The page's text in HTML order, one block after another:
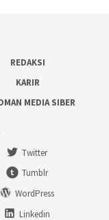
REDAKSI
KARIR
MEDIA SIBER
Twitter
Tumblr
WordPress
Linkedin